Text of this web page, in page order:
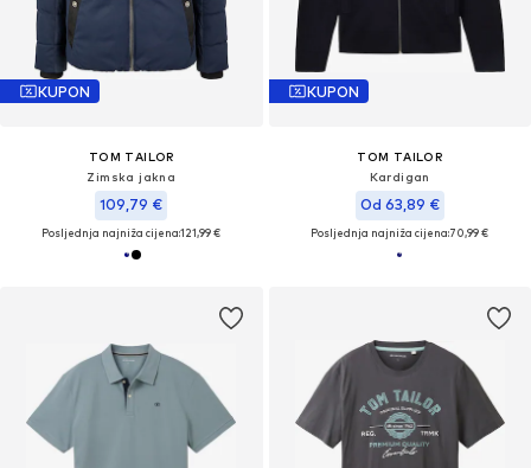
KUPON
TOM TAILOR
Zimska jakna
109,79 €
Posljednja najniža cijena:121,99 €
KUPON
TOM TAILOR
Kardigan
Od 63,89 €
Posljednja najniža cijena:70,99 €